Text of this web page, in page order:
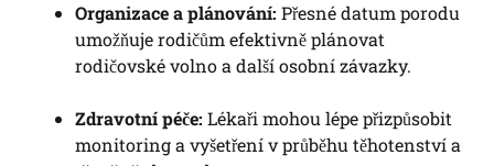
Organizace a plánování: Přesné datum porodu
umožňuje rodičům efektivně plánovat
rodičovské volno a další osobní závazky.
Zdravotní péče: Lékaři mohou lépe přizpůsobit
monitoring a vyšetření v průběhu těhotenství a